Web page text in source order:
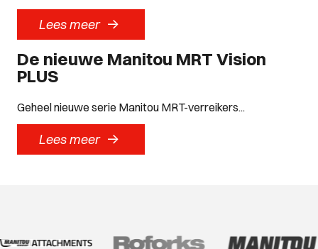
Lees meer ->
De nieuwe Manitou MRT Vision
PLUS
Geheel nieuwe serie Manitou MRT-verreikers...
Lees meer ->